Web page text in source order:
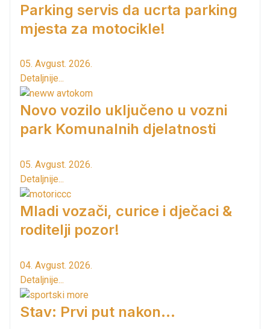
Parking servis da ucrta parking
mjesta za motocikle!
05. Avgust. 2026.
Detaljnije...
Novo vozilo uključeno u vozni
park Komunalnih djelatnosti
05. Avgust. 2026.
Detaljnije...
Mladi vozači, curice i dječaci &
roditelji pozor!
04. Avgust. 2026.
Detaljnije...
Stav: Prvi put nakon…